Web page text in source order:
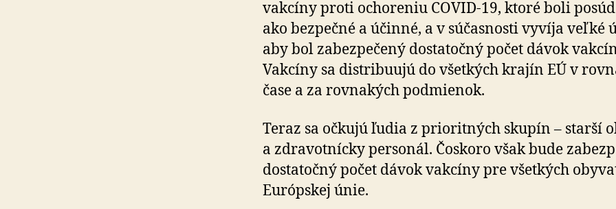
vakcíny proti ochoreniu COVID-19, ktoré boli
ako bezpečné a účinné, a v súčasnosti vyvíja veľké
aby bol zabezpečený dostatočný počet dávok
Vakcíny sa distribuujú do všetkých krajín EÚ v
čase a za rovnakých podmienok.
Teraz sa očkujú ľudia z prioritných skupín – starší
a zdravotnícky personál. Čoskoro však bude
dostatočný počet dávok vakcíny pre všetkých
Európskej únie.